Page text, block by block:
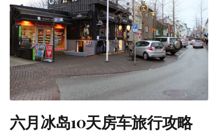
六月冰岛10天房车旅行攻略